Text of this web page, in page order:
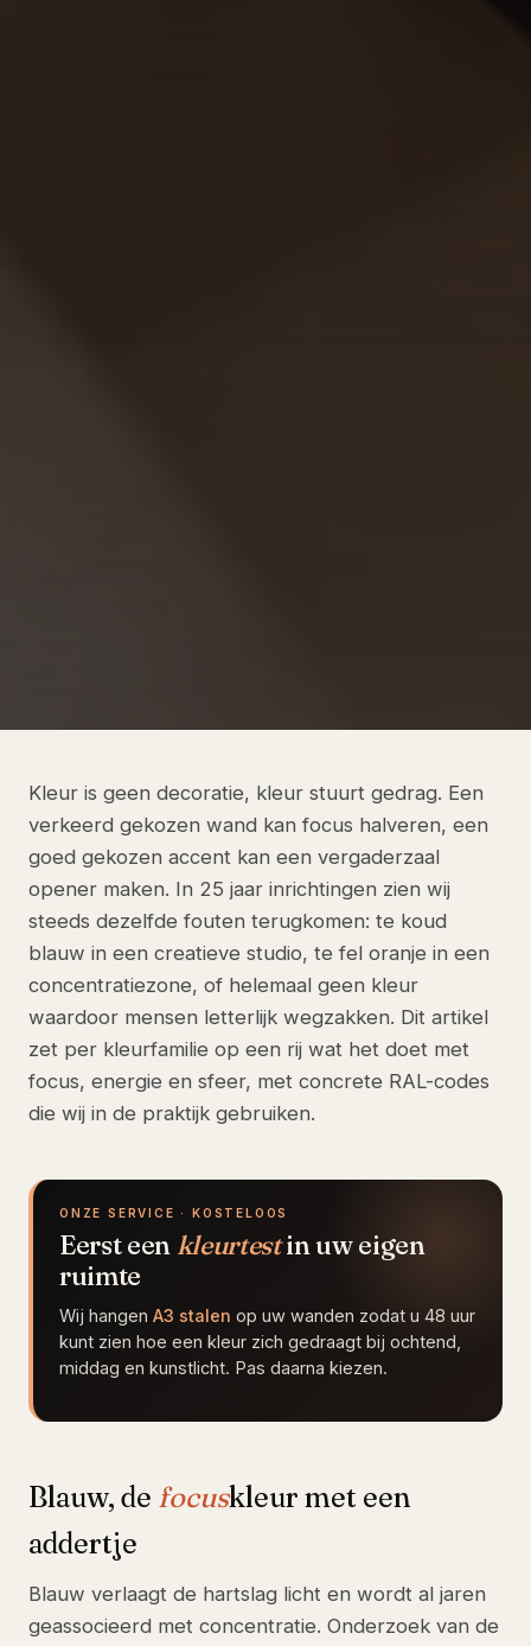
Kleur is geen decoratie, kleur stuurt gedrag. Een
verkeerd gekozen wand kan focus halveren, een
goed gekozen accent kan een vergaderzaal
opener maken. In 25 jaar inrichtingen zien wij
steeds dezelfde fouten terugkomen: te koud
blauw in een creatieve studio, te fel oranje in een
concentratiezone, of helemaal geen kleur
waardoor mensen letterlijk wegzakken. Dit artikel
zet per kleurfamilie op een rij wat het doet met
focus, energie en sfeer, met concrete RAL-codes
die wij in de praktijk gebruiken.
ONZE SERVICE · KOSTELOOS
Eerst een kleurtestin uw eigen
ruimte
Wij hangen A3 stalen op uw wanden zodat u 48 uur
kunt zien hoe een kleur zich gedraagt bij ochtend,
middag en kunstlicht. Pas daarna kiezen.
Blauw, de focuskleur met een
addertje
Blauw verlaagt de hartslag licht en wordt al jaren
geassocieerd met concentratie. Onderzoek van de